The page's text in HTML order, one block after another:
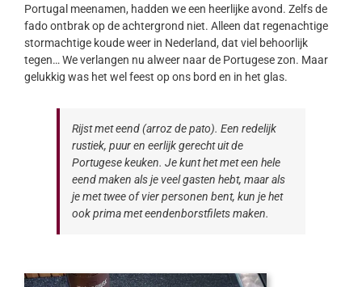
Portugal meenamen, hadden we een heerlijke avond. Zelfs de
fado ontbrak op de achtergrond niet. Alleen dat regenachtige
stormachtige koude weer in Nederland, dat viel behoorlijk
tegen… We verlangen nu alweer naar de Portugese zon. Maar
gelukkig was het wel feest op ons bord en in het glas.
Rijst met eend (arroz de pato). Een redelijk
rustiek, puur en eerlijk gerecht uit de
Portugese keuken. Je kunt het met een hele
eend maken als je veel gasten hebt, maar als
je met twee of vier personen bent, kun je het
ook prima met eendenborstfilets maken.